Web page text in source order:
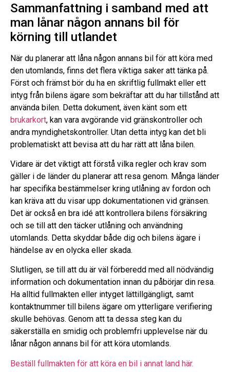
Sammanfattning i samband med att
man lånar någon annans bil för
körning till utlandet
När du planerar att låna någon annans bil för att köra med
den utomlands, finns det flera viktiga saker att tänka på.
Först och främst bör du ha en skriftlig fullmakt eller ett
intyg från bilens ägare som bekräftar att du har tillstånd att
använda bilen. Detta dokument, även känt som ett
brukarkort, kan vara avgörande vid gränskontroller och
andra myndighetskontroller. Utan detta intyg kan det bli
problematiskt att bevisa att du har rätt att låna bilen.
Vidare är det viktigt att förstå vilka regler och krav som
gäller i de länder du planerar att resa genom. Många länder
har specifika bestämmelser kring utlåning av fordon och
kan kräva att du visar upp dokumentationen vid gränsen.
Det är också en bra idé att kontrollera bilens försäkring
och se till att den täcker utlåning och användning
utomlands. Detta skyddar både dig och bilens ägare i
händelse av en olycka eller skada.
Slutligen, se till att du är väl förberedd med all nödvändig
information och dokumentation innan du påbörjar din resa.
Ha alltid fullmakten eller intyget lättillgängligt, samt
kontaktnummer till bilens ägare om ytterligare verifiering
skulle behövas. Genom att ta dessa steg kan du
säkerställa en smidig och problemfri upplevelse när du
lånar någon annans bil för att köra utomlands.
Beställ fullmakten för att köra en bil i annat land här.